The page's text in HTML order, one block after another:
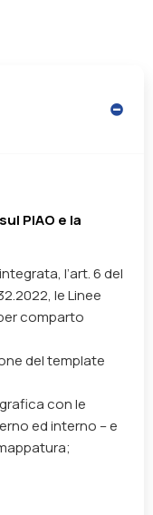
PIAO e la
l’art. 6 del
le Linee
comparto
del template
con le
ed interno – e